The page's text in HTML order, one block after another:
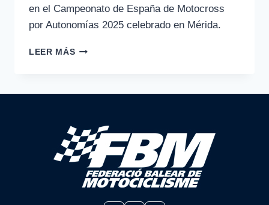
en el Campeonato de España de Motocross
por Autonomías 2025 celebrado en Mérida.
LEER MÁSCAMPEONATO
AUTONOMÍAS
–
MÉRIDA
2025